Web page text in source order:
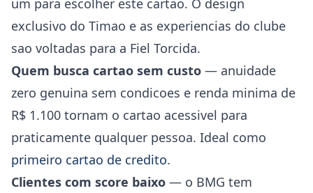
um para escolher este cartao. O design
exclusivo do Timao e as experiencias do clube
sao voltadas para a Fiel Torcida.
Quem busca cartao sem custo — anuidade
zero genuina sem condicoes e renda minima de
R$ 1.100 tornam o cartao acessivel para
praticamente qualquer pessoa. Ideal como
primeiro cartao de credito.
Clientes com score baixo — o BMG tem